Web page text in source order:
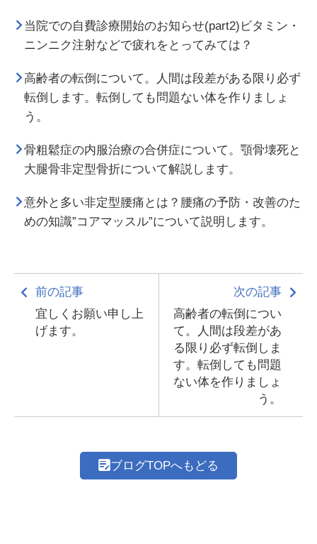
当院での自費診療開始のお知らせ(part2)ビタミン・
ニンニク注射などで疲れをとってみては？
高齢者の転倒について。人間は段差がある限り必ず
転倒します。転倒しても問題ない体を作りましょ
う。
骨粗鬆症の内服治療の合併症について。顎骨壊死と
大腿骨非定型骨折について解説します。
意外と多い非定型腰痛とは？腰痛の予防・改善のた
めの知識”コアマッスル”について説明します。
前の記事
宜しくお願い申し上
げます。
次の記事
高齢者の転倒につい
て。人間は段差があ
る限り必ず転倒しま
す。転倒しても問題
ない体を作りましょ
う。
ブログTOPへもどる